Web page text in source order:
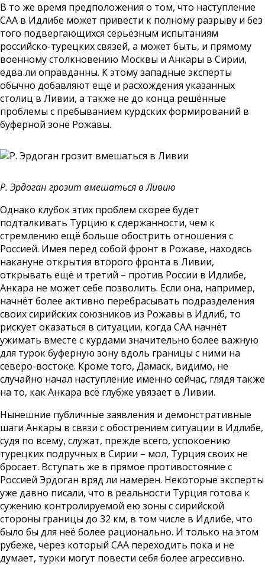
В то же время предположения о том, что наступление
САА в Идлибе может привести к полному разрыву и без
того подвергающихся серьёзным испытаниям
российско-турецких связей, а может быть, и прямому
военному столкновению Москвы и Анкары в Сирии,
едва ли оправданны. К этому западные эксперты
обычно добавляют ещё и расхождения указанных
столиц в Ливии, а также не до конца решённые
проблемы с пребыванием курдских формирований в
буферной зоне Рожавы.
Р. Эрдоган грозит вмешаться в Ливию
Однако клубок этих проблем скорее будет
подталкивать Турцию к сдержанности, чем к
стремлению ещё больше обострить отношения с
Россией. Имея перед собой фронт в Рожаве, находясь
накануне открытия второго фронта в Ливии,
открывать ещё и третий – против России в Идлибе,
Анкара не может себе позволить. Если она, например,
начнёт более активно перебрасывать подразделения
своих сирийских союзников из Рожавы в Идлиб, то
рискует оказаться в ситуации, когда САА начнёт
ужимать вместе с курдами значительно более важную
для турок буферную зону вдоль границы с ними на
северо-востоке. Кроме того, Дамаск, видимо, не
случайно начал наступление именно сейчас, глядя также
на то, как Анкара всё глубже увязает в Ливии.
Нынешние публичные заявления и демонстративные
шаги Анкары в связи с обострением ситуации в Идлибе,
судя по всему, служат, прежде всего, успокоению
турецких подручных в Сирии – мол, Турция своих не
бросает. Вступать же в прямое противостояние с
Россией Эрдоган вряд ли намерен. Некоторые эксперты
уже давно писали, что в реальности Турция готова к
сужению контролируемой ею зоны с сирийской
стороны границы до 32 км, в том числе в Идлибе, что
было бы для неё более рационально. И только на этом
рубеже, через который САА переходить пока и не
думает, турки могут повести себя более агрессивно.